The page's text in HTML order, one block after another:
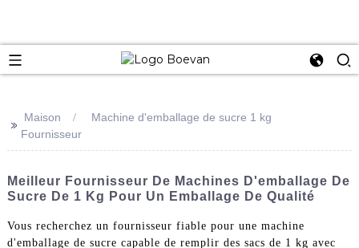
>> Maison
Machine d'emballage de sucre 1 kg
Fournisseur
Meilleur Fournisseur De Machines D'emballage De
Sucre De 1 Kg Pour Un Emballage De Qualité
Vous recherchez un fournisseur fiable pour une machine
d'emballage de sucre capable de remplir des sacs de 1 kg avec